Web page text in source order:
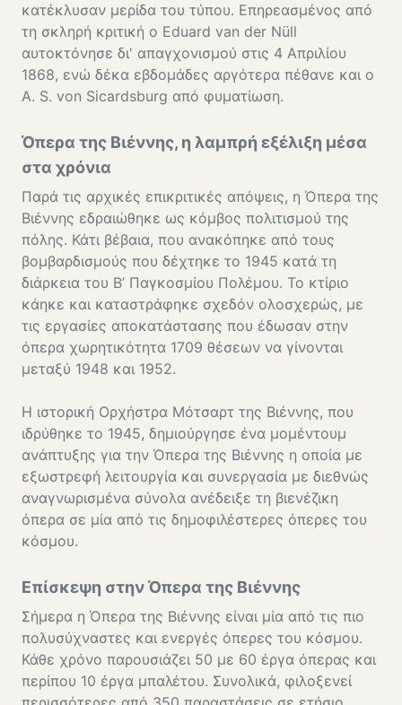
κατέκλυσαν μερίδα του τύπου. Επηρεασμένος από
τη σκληρή κριτική ο Eduard van der Nüll
αυτοκτόνησε δι' απαγχονισμού στις 4 Απριλίου
1868, ενώ δέκα εβδομάδες αργότερα πέθανε και ο
A. S. von Sicardsburg από φυματίωση.
Όπερα της Βιέννης, η λαμπρή εξέλιξη μέσα
στα χρόνια
Παρά τις αρχικές επικριτικές απόψεις, η Όπερα της
Βιέννης εδραιώθηκε ως κόμβος πολιτισμού της
πόλης. Κάτι βέβαια, που ανακόπηκε από τους
βομβαρδισμούς που δέχτηκε το 1945 κατά τη
διάρκεια του Β’ Παγκοσμίου Πολέμου. Το κτίριο
κάηκε και καταστράφηκε σχεδόν ολοσχερώς, με
τις εργασίες αποκατάστασης που έδωσαν στην
όπερα χωρητικότητα 1709 θέσεων να γίνονται
μεταξύ 1948 και 1952.
Η ιστορική Ορχήστρα Μότσαρτ της Βιέννης, που
ιδρύθηκε το 1945, δημιούργησε ένα μομέντουμ
ανάπτυξης για την Όπερα της Βιέννης η οποία με
εξωστρεφή λειτουργία και συνεργασία με διεθνώς
αναγνωρισμένα σύνολα ανέδειξε τη βιενέζικη
όπερα σε μία από τις δημοφιλέστερες όπερες του
κόσμου.
Επίσκεψη στην Όπερα της Βιέννης
Σήμερα η Όπερα της Βιέννης είναι μία από τις πιο
πολυσύχναστες και ενεργές όπερες του κόσμου.
Κάθε χρόνο παρουσιάζει 50 με 60 έργα όπερας και
περίπου 10 έργα μπαλέτου. Συνολικά, φιλοξενεί